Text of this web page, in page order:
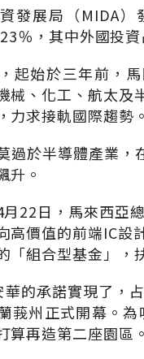
發展局（MIDA
％，其中外國投
起始於三年前，
械、化工、航太及
力求接軌國際趨勢。
過於半導體產業，
升。
22日，馬來西亞
高價值的前端IC設
「組合型基金」，
的承諾實現了，
莪州正式開幕。
算再造第二座園區。